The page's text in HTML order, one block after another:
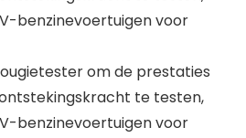
benzinevoertuigen voor
om de prestaties
te testen,
benzinevoertuigen voor